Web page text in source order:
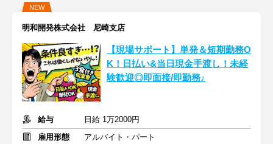
NEW
明和開発株式会社 尼崎支店
【現場サポート】単発＆短期勤務O
K！日払い&当日現金手渡し！未経
験歓迎◎即面接/即勤務♪
給与
日給 1万2000円
雇用形態
アルバイト・パート